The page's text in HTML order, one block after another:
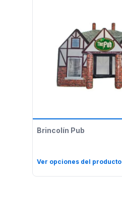
Brincolín Pub
Ver opciones del producto